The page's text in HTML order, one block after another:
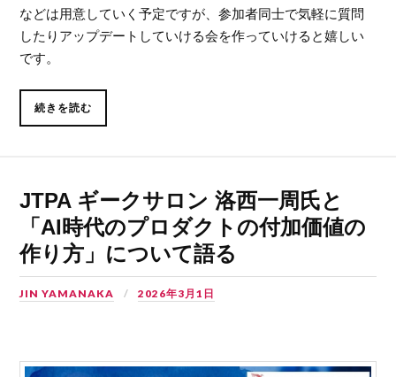
などは用意していく予定ですが、参加者同士で気軽に質問
したりアップデートしていける会を作っていけると嬉しい
です。
続きを読む
JTPA ギークサロン 洛西一周氏と
「AI時代のプロダクトの付加価値の
作り方」について語る
JIN YAMANAKA 2026年3月1日